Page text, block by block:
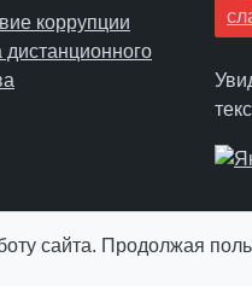
коррупции
сайта. Продолжая